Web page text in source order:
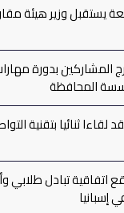
يستقبل وزير هيئة
المشاركين بدورة
المحافظة
ثنائيا بتقنية
اتفاقية تبادل طلابي
إسبانيا